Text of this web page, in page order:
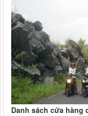
Danh sách cửa hàng